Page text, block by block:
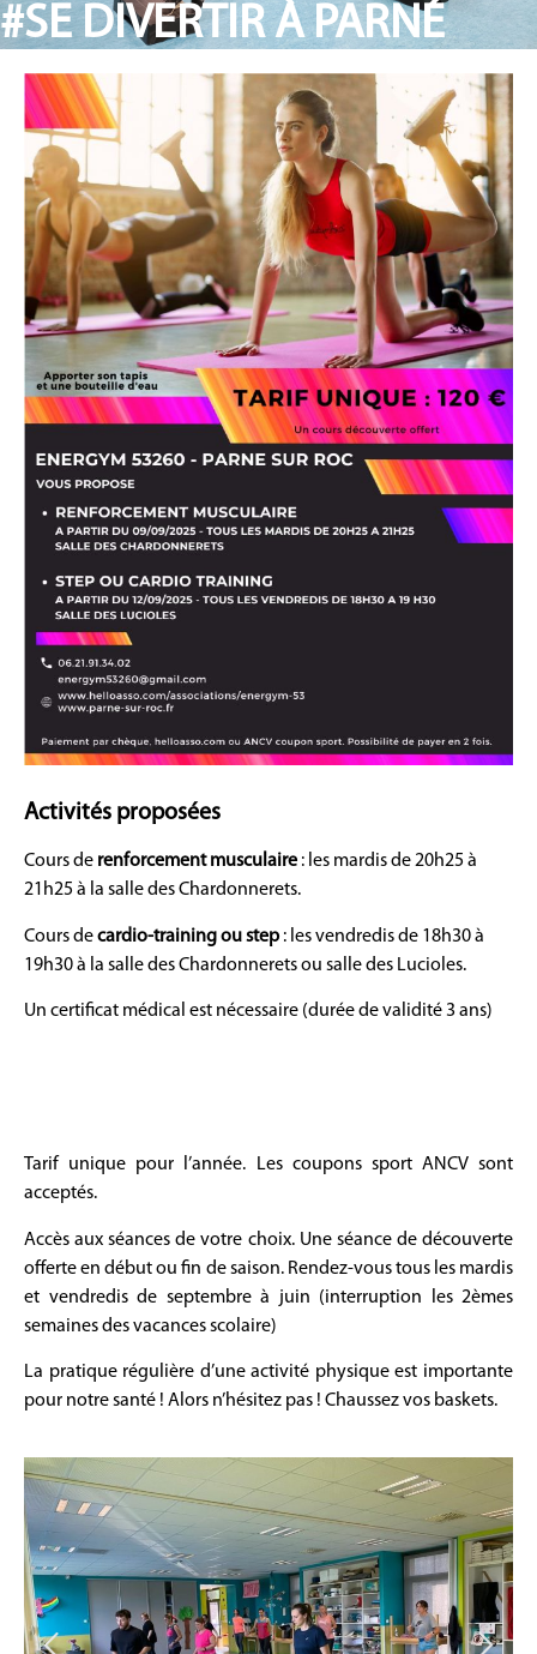
#SE DIVERTIR À PARNÉ
Activités proposées
Cours de renforcement musculaire : les mardis de 20h25 à
21h25 à la salle des Chardonnerets.
Cours decardio-training ou step: les vendredis de 18h30 à
19h30 à la salle des Chardonnerets ou salle des Lucioles.
Un certificat médical est nécessaire (durée de validité 3 ans)
Tarif unique pour l’année. Les coupons sport ANCV sont
acceptés.
Accès aux séances de votre choix. Une séance de découverte
offerte en début ou fin de saison. Rendez-vous tous les mardis
et vendredis de septembre à juin (interruption les 2èmes
semaines des vacances scolaire)
La pratique régulière d’une activité physique est importante
pour notre santé ! Alors n’hésitez pas ! Chaussez vos baskets.